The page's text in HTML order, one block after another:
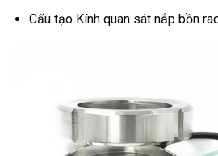
Cấu tạo Kính quan sát nắp bồn